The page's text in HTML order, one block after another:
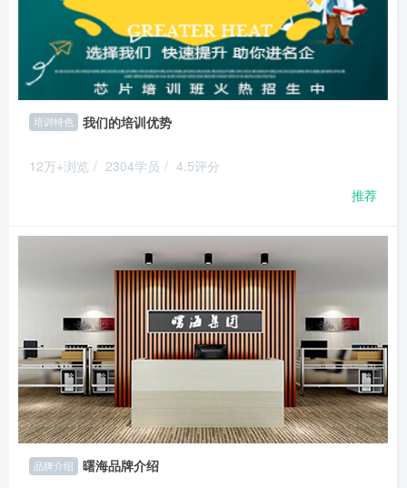
培训特色 我们的培训优势
12万+浏览 / 2304学员 / 4.5评分
推荐
品牌介绍 曙海品牌介绍